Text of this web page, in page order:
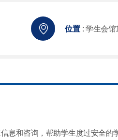
位置 : 学生会馆
息和咨询，帮助学生度过安全的